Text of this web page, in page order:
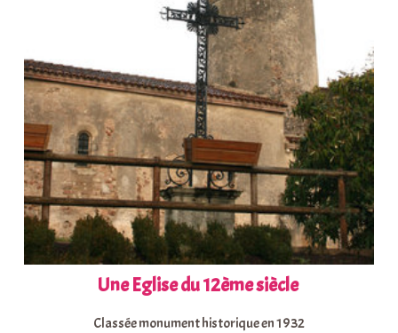
Une Eglise du 12ème siècle
Classée monument historique en 1932